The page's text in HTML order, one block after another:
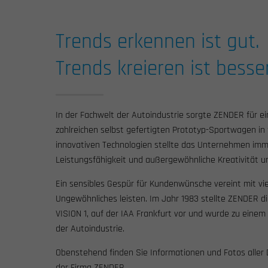
Trends erkennen ist gut.
Trends kreieren ist
In der Fachwelt der Autoindustrie sorgte ZENDER für
zahlreichen selbst gefertigten Prototyp-Sportwagen
innovativen Technologien stellte das Unternehmen
Leistungsfähigkeit und außergewöhnliche Kreativität
Ein sensibles Gespür für Kundenwünsche vereint mit
Ungewöhnliches leisten. Im Jahr 1983 stellte ZENDER
VISION 1, auf der IAA Frankfurt vor und wurde zu
der Autoindustrie.
Obenstehend finden Sie Informationen und Fotos